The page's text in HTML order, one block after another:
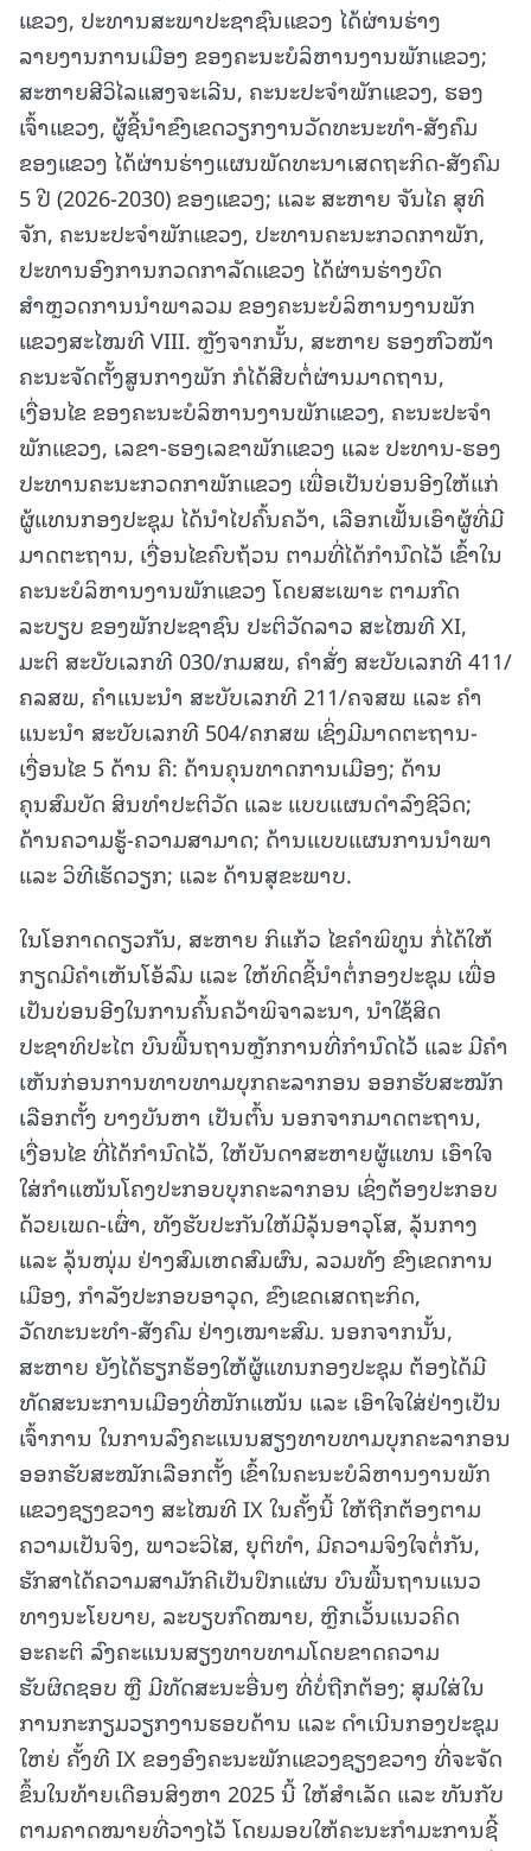
ແຂວງ, ປະທານສະພາປະຊາຊົນແຂວງ ໄດ້ຜ່ານຮ່າງ
ລາຍງານການເມືອງ ຂອງຄະນະບໍລິຫານງານພັກແຂວງ;
ສະຫາຍສີວິໄລແສງຈະເລີນ, ຄະນະປະຈຳພັກແຂວງ, ຮອງ
ເຈົ້າແຂວງ, ຜູ້ຊີ້ນຳຂົງເຂດວຽກງານວັດທະນະທຳ-ສັງຄົມ
ຂອງແຂວງ ໄດ້ຜ່ານຮ່າງແຜນພັດທະນາເສດຖະກິດ-ສັງຄົມ
5 ປີ (2026-2030) ຂອງແຂວງ; ແລະ ສະຫາຍ ຈັນໄຄ ສຸທິ
ຈັກ, ຄະນະປະຈຳພັກແຂວງ, ປະທານຄະນະກວດກາພັກ,
ປະທານອົງການກວດກາລັດແຂວງ ໄດ້ຜ່ານຮ່າງບົດ
ສຳຫຼວດການນຳພາລວມ ຂອງຄະນະບໍລິຫານງານພັກ
ແຂວງສະໄໝທີ VIII. ຫຼັງຈາກນັ້ນ, ສະຫາຍ ຮອງຫົວໜ້າ
ຄະນະຈັດຕັ້ງສູນກາງພັກ ກໍໄດ້ສືບຕໍ່ຜ່ານມາດຖານ,
ເງື່ອນໄຂ ຂອງຄະນະບໍລິຫານງານພັກແຂວງ, ຄະນະປະຈຳ
ພັກແຂວງ, ເລຂາ-ຮອງເລຂາພັກແຂວງ ແລະ ປະທານ-ຮອງ
ປະທານຄະນະກວດກາພັກແຂວງ ເພື່ອເປັນບ່ອນອີງໃຫ້ແກ່
ຜູ້ແທນກອງປະຊຸມ ໄດ້ນຳໄປຄົ້ນຄວ້າ, ເລືອກເຟັ້ນເອົາຜູ້ທີ່ມີ
ມາດຕະຖານ, ເງື່ອນໄຂຄົບຖ້ວນ ຕາມທີ່ໄດ້ກຳນົດໄວ້ ເຂົ້າໃນ
ຄະນະບໍລິຫານງານພັກແຂວງ ໂດຍສະເພາະ ຕາມກົດ
ລະບຽບ ຂອງພັກປະຊາຊົນ ປະຕິວັດລາວ ສະໄໝທີ XI,
ມະຕິ ສະບັບເລກທີ 030/ກມສພ, ຄຳສັ່ງ ສະບັບເລກທີ 411/
ຄລສພ, ຄຳແນະນຳ ສະບັບເລກທີ 211/ຄຈສພ ແລະ ຄຳ
ແນະນຳ ສະບັບເລກທີ 504/ຄກສພ ເຊິ່ງມີມາດຕະຖານ-
ເງື່ອນໄຂ 5 ດ້ານ ຄື: ດ້ານຄຸນທາດການເມືອງ; ດ້ານ
ຄຸນສົມບັດ ສິນທໍາປະຕິວັດ ແລະ ແບບແຜນດຳລົງຊີວິດ;
ດ້ານຄວາມຮູ້-ຄວາມສາມາດ; ດ້ານແບບແຜນການນຳພາ
ແລະ ວິທີເຮັດວຽກ; ແລະ ດ້ານສຸຂະພາບ.
ໃນໂອກາດດຽວກັນ, ສະຫາຍ ກິແກ້ວ ໄຂຄຳພິທູນ ກໍ່ໄດ້ໃຫ້
ກຽດມີຄຳເຫັນໂອ້ລົມ ແລະ ໃຫ້ທິດຊີ້ນຳຕໍ່ກອງປະຊຸມ ເພື່ອ
ເປັນບ່ອນອີງໃນການຄົ້ນຄວ້າພິຈາລະນາ, ນຳໃຊ້ສິດ
ປະຊາທິປະໄຕ ບົນພື້ນຖານຫຼັກການທີ່ກຳນົດໄວ້ ແລະ ມີຄຳ
ເຫັນກ່ອນການທາບທາມບຸກຄະລາກອນ ອອກຮັບສະໝັກ
ເລືອກຕັ້ງ ບາງບັນຫາ ເປັນຕົ້ນ ນອກຈາກມາດຕະຖານ,
ເງື່ອນໄຂ ທີ່ໄດ້ກຳນົດໄວ້, ໃຫ້ບັນດາສະຫາຍຜູ້ແທນ ເອົາໃຈ
ໃສ່ກຳແໜ້ນໂຄງປະກອບບຸກຄະລາກອນ ເຊິ່ງຕ້ອງປະກອບ
ດ້ວຍເພດ-ເຜົ່າ, ທັງຮັບປະກັນໃຫ້ມີລຸ້ນອາວຸໂສ, ລຸ້ນກາງ
ແລະ ລຸ້ນໜຸ່ມ ຢ່າງສົມເຫດສົມຜົນ, ລວມທັງ ຂົງເຂດການ
ເມືອງ, ກຳລັງປະກອບອາວຸດ, ຂົງເຂດເສດຖະກິດ,
ວັດທະນະທຳ-ສັງຄົມ ຢ່າງເໝາະສົມ. ນອກຈາກນັ້ນ,
ສະຫາຍ ຍັງໄດ້ຮຽກຮ້ອງໃຫ້ຜູ້ແທນກອງປະຊຸມ ຕ້ອງໄດ້ມີ
ທັດສະນະການເມືອງທີ່ໜັກແໜ້ນ ແລະ ເອົາໃຈໃສ່ຢ່າງເປັນ
ເຈົ້າການ ໃນການລົງຄະແນນສຽງທາບທາມບຸກຄະລາກອນ
ອອກຮັບສະໝັກເລືອກຕັ້ງ ເຂົ້າໃນຄະນະບໍລິຫານງານພັກ
ແຂວງຊຽງຂວາງ ສະໄໝທີ IX ໃນຄັ້ງນີ້ ໃຫ້ຖືກຕ້ອງຕາມ
ຄວາມເປັນຈິງ, ພາວະວິໄສ, ຍຸຕິທຳ, ມີຄວາມຈິງໃຈຕໍ່ກັນ,
ຮັກສາໄດ້ຄວາມສາມັກຄີເປັນປຶກແຜ່ນ ບົນພື້ນຖານແນວ
ທາງນະໂຍບາຍ, ລະບຽບກົດໝາຍ, ຫຼີກເວັ້ນແນວຄິດ
ອະຄະຕິ ລົງຄະແນນສຽງທາບທາມໂດຍຂາດຄວາມ
ຮັບຜິດຊອບ ຫຼື ມີທັດສະນະອື່ນໆ ທີ່ບໍ່ຖືກຕ້ອງ; ສຸມໃສ່ໃນ
ການກະກຽມວຽກງານຮອບດ້ານ ແລະ ດໍາເນີນກອງປະຊຸມ
ໃຫຍ່ ຄັ້ງທີ IX ຂອງອົງຄະນະພັກແຂວງຊຽງຂວາງ ທີ່ຈະຈັດ
ຂຶ້ນໃນທ້າຍເດືອນສິງຫາ 2025 ນີ້ ໃຫ້ສໍາເລັດ ແລະ ທັນກັບ
ຕາມຄາດໝາຍທີ່ວາງໄວ້ ໂດຍມອບໃຫ້ຄະນະກໍາມະການຊີ້